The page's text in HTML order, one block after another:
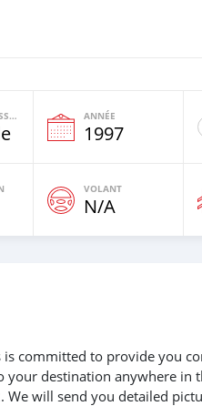
BOÎTE DE VITESSES ANNÉE
1997
VOLANT
N/A
committed to provide you
destination anywhere in
We will send you detailed